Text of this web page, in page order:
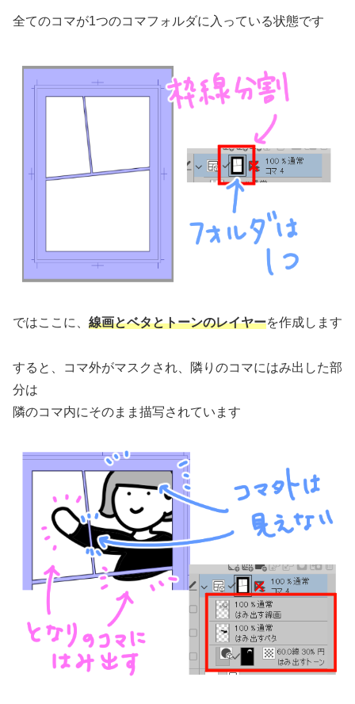
全てのコマが1つのコマフォルダに入っている状態です
ではここに、 線画とベタとトーンのレイヤーを作成します
すると、コマ外がマスクされ、隣りのコマにはみ出した部
分は
隣のコマ内にそのまま描写されています